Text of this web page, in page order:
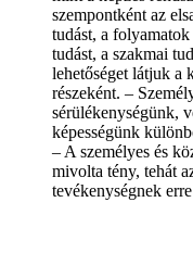
szempontként az
tudást, a
tudást, a szakmai
lehetőséget látjuk a
részeként. –
sérülékenységünk,
képességünk
– A személyes és
mivolta tény, tehát
tevékenységnek